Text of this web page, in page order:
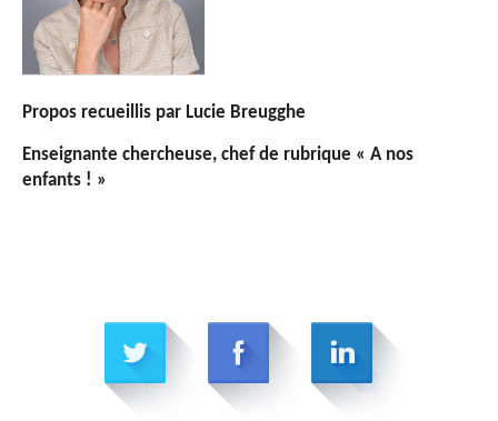
Propos recueillis par Lucie Breugghe
Enseignante chercheuse, chef de rubrique « A nos
enfants ! »